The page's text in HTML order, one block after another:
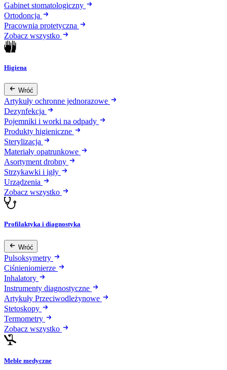
Gabinet stomatologiczny
Ortodoncja
Pracownia protetyczna
Zobacz wszystko
Higiena
Wróć
Artykuły ochronne jednorazowe
Dezynfekcja
Pojemniki i worki na odpady
Produkty higieniczne
Sterylizacja
Materiały opatrunkowe
Asortyment drobny
Strzykawki i igły
Urządzenia
Zobacz wszystko
Profilaktyka i diagnostyka
Wróć
Pulsoksymetry
Ciśnieniomierze
Inhalatory
Instrumenty diagnostyczne
Artykuły Przeciwodleżynowe
Stetoskopy
Termometry
Zobacz wszystko
Meble medyczne